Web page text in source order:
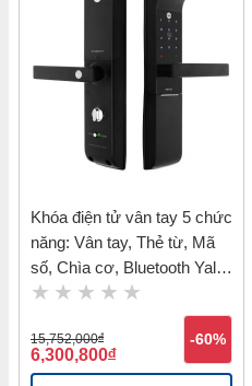
Khóa điện tử vân tay 5 chức
năng: Vân tay, Thẻ từ, Mã
số, Chìa cơ, Bluetooth Yale
YDM7116 MB
15,752,000đ
6,300,800đ
-60%